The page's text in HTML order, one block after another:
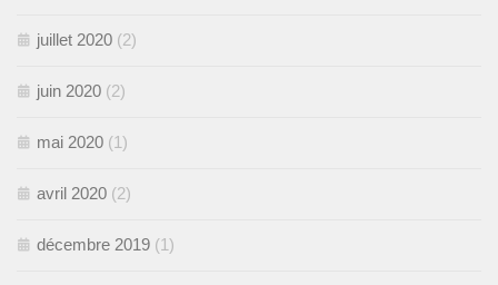
juillet 2020 (2)
juin 2020 (2)
mai 2020 (1)
avril 2020 (2)
décembre 2019 (1)